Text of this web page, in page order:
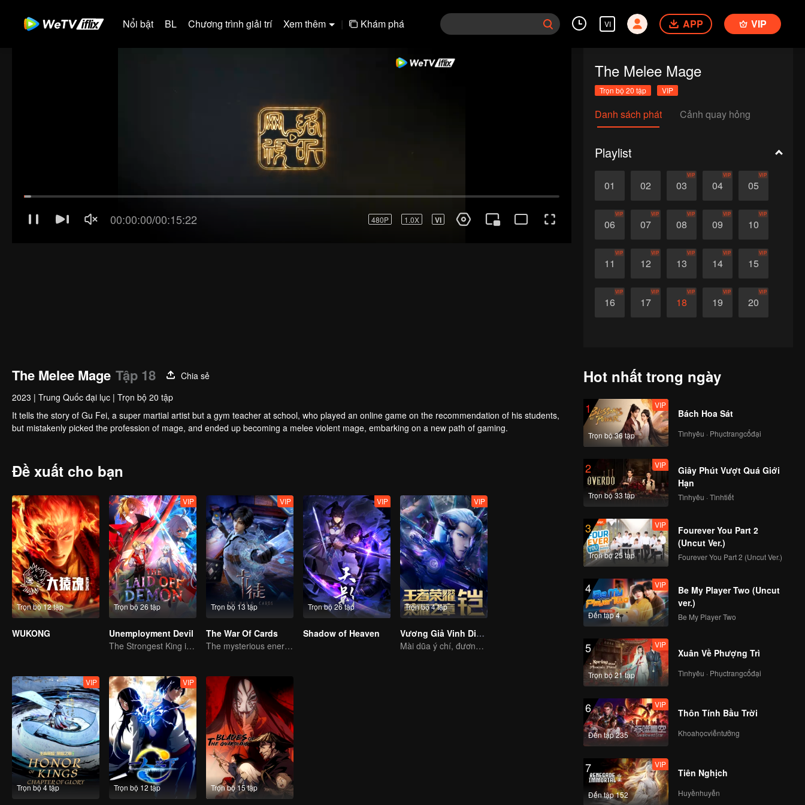
Nổi bật BL Chương trình giải trí Xem thêm | Khám phá VI APP VIP
The Melee Mage
Trọn bộ 20 tập VIP
Danh sách phát Cảnh quay hỏng
Playlist
01 02 03
VIP
04
VIP
05
VIP
06
VIP
07
VIP
08
VIP
09
VIP
10
VIP
11
VIP
12
VIP
13
VIP
14
VIP
15
VIP
16
VIP
17
VIP
18
VIP
19
VIP
20
VIP
The Melee Mage Tập 18
Chia sẻ
2023 | Trung Quốc đại lục | Trọn bộ 20 tập
It tells the story of Gu Fei, a super martial artist but a gym teacher at school, who played an online game on the recommendation of his students,
but mistakenly picked the profession of mage, and ended up becoming a melee violent mage, embarking on a new path of gaming.
Đề xuất cho bạn
Trọn bộ 12 tập
WUKONG
Trọn bộ 26 tập
VIP
Unemployment Devil
The Strongest King in the Demon World Suddenly Gets Laid Off?
Trọn bộ 13 tập
VIP
The War Of Cards
The mysterious energy from cards caused a war, how did Chen Mu handle it?
Trọn bộ 26 tập
VIP
Shadow of Heaven
Trọn bộ 4 tập
VIP
Vương Giả Vinh Diệu - Vinh Diệu Chi Chương: Mệnh Vận Thiên
Mài dũa ý chí, đương đầu số phận
Trọn bộ 4 tập
VIP
Trọn bộ 12 tập
VIP
Trọn bộ 15 tập
Hot nhất trong ngày
1
Trọn bộ 36 tập
VIP
Bách Hoa Sát
Tìnhyêu · Phụctrangcổđại
2
Trọn bộ 33 tập
VIP
Giây Phút Vượt Quá Giới
Hạn
Tìnhyêu · Tìnhtiết
3
Trọn bộ 25 tập
VIP
Fourever You Part 2
(Uncut Ver.)
Fourever You Part 2 (Uncut Ver.)
4
Đến tập 4
VIP
Be My Player Two (Uncut
ver.)
Be My Player Two
5
Trọn bộ 21 tập
VIP
Xuân Về Phượng Trì
Tìnhyêu · Phụctrangcổđại
6
Đến tập 235
VIP
Thôn Tính Bầu Trời
Khoahọcviễntưởng
7
Đến tập 152
VIP
Tiên Nghịch
Huyềnhuyễn